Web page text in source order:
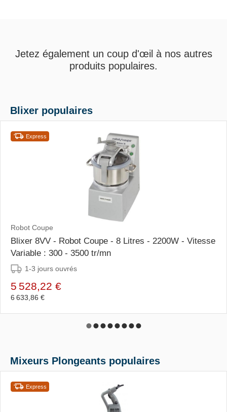
Jetez également un coup d'œil à nos autres
produits populaires.
Blixer populaires
Express
Robot Coupe
Blixer 8VV - Robot Coupe - 8 Litres - 2200W - Vitesse
Variable : 300 - 3500 tr/mn
1-3 jours ouvrés
5 528,22 €
6 633,86 €
Mixeurs Plongeants populaires
Express